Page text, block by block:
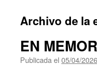
Archivo de la
EN
Publicada el 05/04/2026